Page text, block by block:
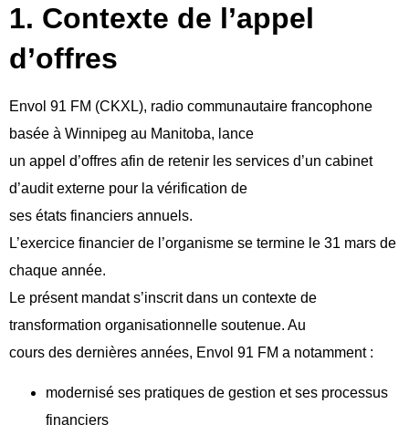
1. Contexte de l’appel
d’offres
Envol 91 FM (CKXL), radio communautaire francophone
basée à Winnipeg au Manitoba, lance
un appel d’offres afin de retenir les services d’un cabinet
d’audit externe pour la vérification de
ses états financiers annuels.
L’exercice financier de l’organisme se termine le 31 mars de
chaque année.
Le présent mandat s’inscrit dans un contexte de
transformation organisationnelle soutenue. Au
cours des dernières années, Envol 91 FM a notamment :
modernisé ses pratiques de gestion et ses processus
financiers